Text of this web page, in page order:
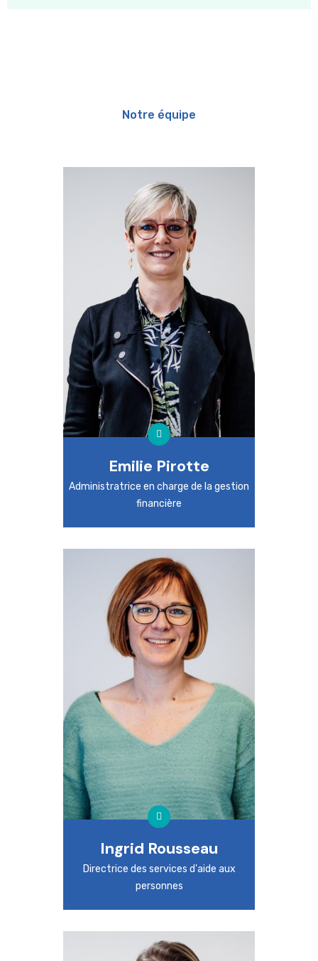
Notre équipe
Emilie Pirotte
Administratrice en charge de la gestion
financière
Ingrid Rousseau
Directrice des services d'aide aux
personnes